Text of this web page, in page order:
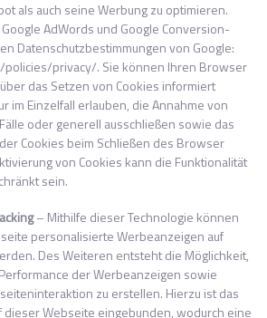
als auch seine Werbung zu optimieren.
AdWords und Google Conversion-
Datenschutzbestimmungen von Google:
privacy/. Sie können Ihren Browser
das Setzen von Cookies informiert
im Einzelfall erlauben, die Annahme von
oder generell ausschließen sowie das
Cookies beim Schließen des Browser
von Cookies kann die Funktionalität
sein.
– Mithilfe dieser Technologie können
personalisierte Werbeanzeigen auf
Des Weiteren entsteht die Möglichkeit,
der Werbeanzeigen sowie
zu erstellen. Hierzu ist das
dieser Webseite eingebunden, wodurch eine